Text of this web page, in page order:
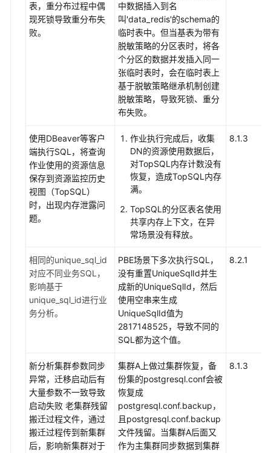
表，重分布过程中偶
现死锁导致重分布失
败。
中数据插入到名
叫'data_redis'的schema的
临时表中。但当基表为带有
脱敏策略的分区表时，将各
个分区的数据并发插入同一
张临时表时，会在临时表上
基于脱敏策略继承机制创建
脱敏策略，导致死锁、重分
布失败。
使用DBeaver等客户
端执行SQL，将查询
作业使用的资源信息
保存到资源监控历史
视图（TopSQL）
时，出现内存泄露问
题。
作业执行完成后，收集
DN的资源使用数据后，
对TopSQL内存计数没有
恢复，造成TopSQL内存
满。
TopSQL的分区表名使用
共享内存上下文，在异
常场景没有释放。
8.1.3
相同的unique_sql_id
对应不同业务SQL，
影响基于
unique_sql_id进行业
务分析。
PBE场景下多次执行SQL，
没有重置UniqueSqlId并生
成新的UniqueSqlId，然后
使用空串来生成
UniqueSqlId值为
2817148525，导致不同的
SQL都为这个值。
8.2.1
新分析集群参数同步
异常，迁移启动后有
大量参数不一致导致
启动失败 老集群残留
搬迁过程文件，通过
搬迁过程传到新集群
后，影响新集群对于
集群A上做过集群恢复，备
份集的postgresql.conf会被
恢复成
postgresql.conf.backup，
且postgresql.conf.backup
文件残留。当集群A后面又
作为主集群同步数据到集群
8.1.3